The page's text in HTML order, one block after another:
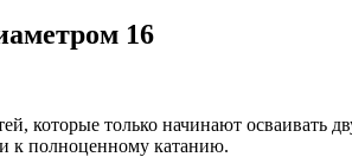
16
только начинают осваивать
к полноценному катанию.